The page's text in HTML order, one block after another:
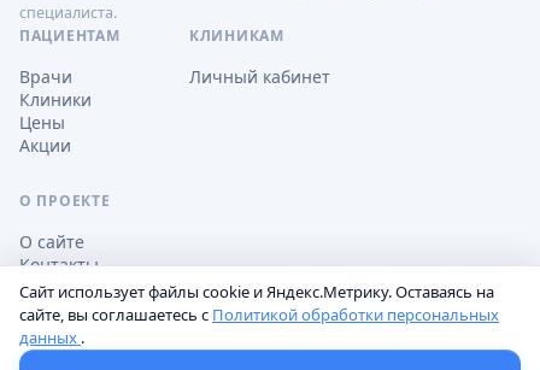
специалиста.
ПАЦИЕНТАМ
Врачи
Клиники
Цены
Акции
КЛИНИКАМ
Личный кабинет
О ПРОЕКТЕ
О сайте
Контакты
Обработка персональных данных
Сайт использует файлы cookie и Яндекс.Метрику. Оставаясь на
сайте, вы соглашаетесь с Политикой обработки персональных
данных .